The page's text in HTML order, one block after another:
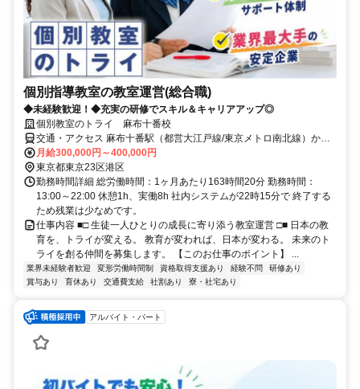
個別指導教室の教室運営(総合職)
◆未経験歓迎！◆充実の研修でスキル＆キャリアアップ◎
個別教室のトライ 麻布十番校
交通・アクセス 麻布十番駅（都営大江戸線/東京メトロ南北線）から
徒歩1分、赤羽橋駅（都営大江戸線）から徒歩9分
月給300,000円～400,000円
東京都東京23区港区
勤務時間詳細 総労働時間：1ヶ月あたり163時間20分 勤務時間：
13:00～22:00 休憩1h、実働8h 社内システムが22時15分で 終了する
ため残業は少なめです。
仕事内容 ■□ 生徒一人ひとりの成長に寄り添う教室運営 □■ 日本の教
育を、トライが変える。 教育が変われば、日本が変わる。 未来のト
ライを創る仲間を募集します。 【このお仕事のポイント】 ...
業界未経験者歓迎 変形労働時間制 資格取得支援あり 経験不問
研修あり
賞与あり
育休あり 交通費支給 社割あり 寮・社宅あり
アルバイト・パート